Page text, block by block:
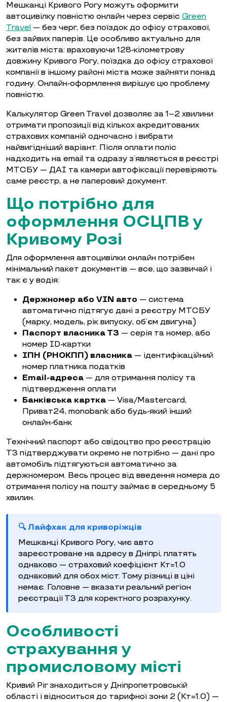
Мешканці Кривого Рогу можуть оформити
автоцивілку повністю онлайн через сервіс Green
Travel — без черг, без поїздок до офісу страхової,
без зайвих паперів. Це особливо актуально для
жителів міста: враховуючи 128-кілометрову
довжину Кривого Рогу, поїздка до офісу страхової
компанії в іншому районі міста може зайняти понад
годину. Онлайн-оформлення вирішує цю проблему
повністю.
Калькулятор Green Travel дозволяє за 1–2 хвилини
отримати пропозиції від кількох акредитованих
страхових компаній одночасно і вибрати
найвигідніший варіант. Після оплати поліс
надходить на email та одразу з’являється в реєстрі
МТСБУ — ДАІ та камери автофіксації перевіряють
саме реєстр, а не паперовий документ.
Що потрібно для
оформлення ОСЦПВ у
Кривому Розі
Для оформлення автоцивілки онлайн потрібен
мінімальний пакет документів — все, що зазвичай і
так є у водія:
Держномер або VIN авто — система
автоматично підтягує дані з реєстру МТСБУ
(марку, модель, рік випуску, об’єм двигуна)
Паспорт власника ТЗ — серія та номер, або
номер ID-картки
ІПН (РНОКПП) власника — ідентифікаційний
номер платника податків
Email-адреса — для отримання полісу та
підтвердження оплати
Банківська картка — Visa/Mastercard,
Приват24, monobank або будь-який інший
онлайн-банк
Технічний паспорт або свідоцтво про реєстрацію
ТЗ підтверджувати окремо не потрібно — дані про
автомобіль підтягуються автоматично за
держномером. Весь процес від введення номера до
отримання полісу на пошту займає в середньому 5
хвилин.
🔍 Лайфхак для криворіжців
Мешканці Кривого Рогу, чиє авто
зареєстроване на адресу в Дніпрі, платять
однаково — страховий коефіцієнт Кт=1.0
однаковий для обох міст. Тому різниці в ціні
немає. Головне — вказати реальний регіон
реєстрації ТЗ для коректного розрахунку.
Особливості
страхування у
промисловому місті
Кривий Ріг знаходиться у Дніпропетровській
області і відноситься до тарифної зони 2 (Кт=1.0) —